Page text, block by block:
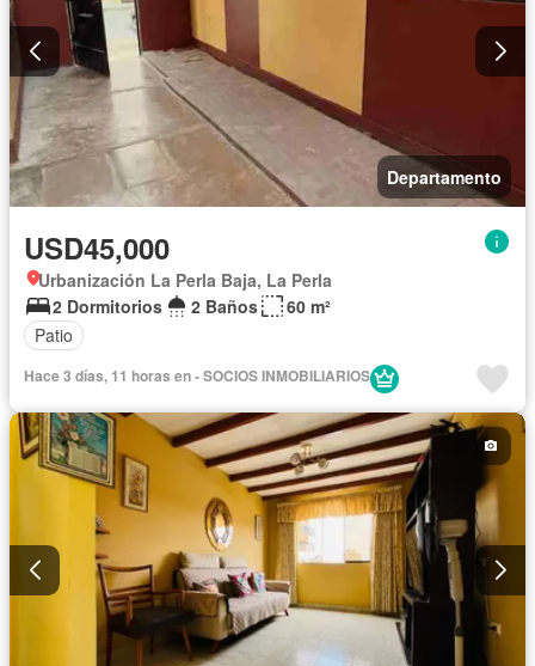
Departamento
USD45,000
Urbanización La Perla Baja, La Perla
2 Dormitorios
2 Baños
60 m²
Patio
Hace 3 días, 11 horas en - SOCIOS INMOBILIARIOS